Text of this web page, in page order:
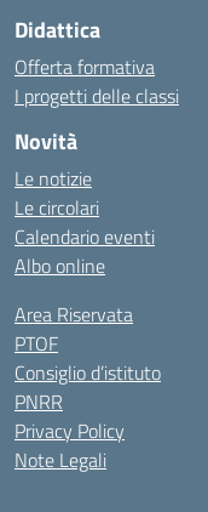
Didattica
Offerta formativa
I progetti delle classi
Novità
Le notizie
Le circolari
Calendario eventi
Albo online
Area Riservata
PTOF
Consiglio d’istituto
PNRR
Privacy Policy
Note Legali